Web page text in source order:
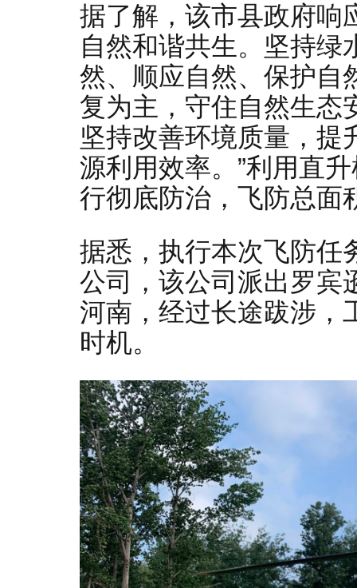
据了解，该市县政府响
自然和谐共生。坚持绿
然、顺应自然、保护自
复为主，守住自然生态
坚持改善环境质量，提
源利用效率。”利用直
行彻底防治，飞防总面
据悉，执行本次飞防任
公司，该公司派出罗宾
河南，经过长途跋涉，
时机。